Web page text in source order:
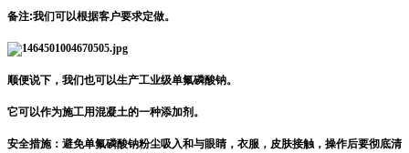
备注:我们可以根据客户要求定做。
顺便说下，我们也可以生产工业级单氟磷酸钠。
它可以作为施工用混凝土的一种添加剂。
安全措施：避免单氟磷酸钠粉尘吸入和与眼睛，衣服，皮肤接触，操作后要彻底清